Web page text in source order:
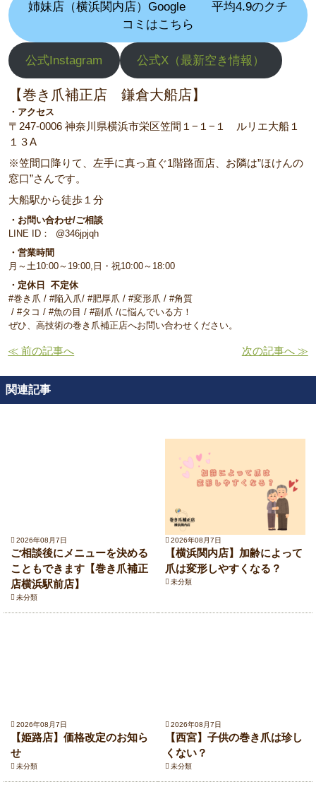
姉妹店（横浜関内店）Google
平均4.9のクチ
コミはこちら
公式Instagram 公式X（最新空き情報）
【巻き爪補正店 鎌倉大船店】
・アクセス
〒247-0006 神奈川県横浜市栄区笠間１−１−１ ルリエ大船１
１３A
※笠間口降りて、左手に真っ直ぐ1階路面店、お隣は”ほけんの
窓口”さんです。
大船駅から徒歩１分
・お問い合わせ/ご相談
LINE ID： @346jpjqh
・営業時間
月～土10:00～19:00,日・祝10:00～18:00
・定休日 不定休
#巻き爪 / #陥入爪/ #肥厚爪 / #変形爪 / #角質
/ #タコ / #魚の目 / #副爪 /に悩んでいる方！
ぜひ、高技術の巻き爪補正店へお問い合わせください。
≪ 前の記事へ 次の記事へ ≫
関連記事
2026年08月7日
ご相談後にメニューを決める
こともできます【巻き爪補正
店横浜駅前店】
未分類
2026年08月7日
【横浜関内店】加齢によって
爪は変形しやすくなる？
未分類
2026年08月7日
【姫路店】価格改定のお知ら
せ
未分類
2026年08月7日
【西宮】子供の巻き爪は珍し
くない？
未分類